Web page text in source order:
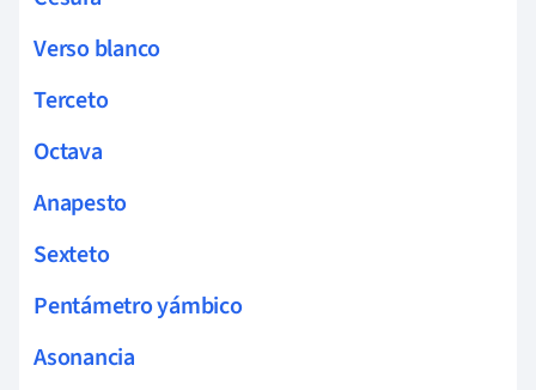
Verso blanco
Terceto
Octava
Anapesto
Sexteto
Pentámetro yámbico
Asonancia